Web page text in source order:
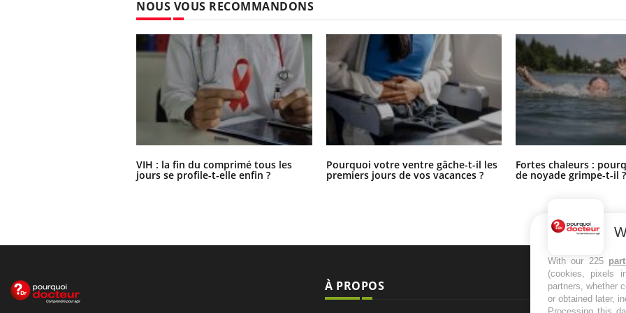
NOUS VOUS RECOMMANDONS
VIH : la fin du comprimé tous les
jours se profile-t-elle enfin ?
Pourquoi votre ventre gâche-t-il les
premiers jours de vos vacances ?
Fortes chaleurs :
de noyade grimpe-t-il ?
À PROPOS
With our 225
(cookies, pixels
partners, whether
or obtained later,